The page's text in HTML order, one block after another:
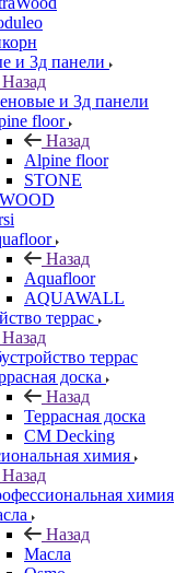
и 3д панели
Назад
и 3д панели
floor
Назад
Alpine floor
STONE
Назад
Aquafloor
AQUAWALL
террас
Назад
террас
доска
Назад
Террасная доска
CM Decking
химия
Назад
химия
Назад
Масла